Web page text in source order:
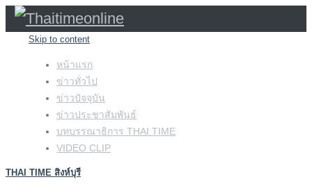
Skip to content
หน้าแรก
ข่าวทั่วไป
ข่าวปัจจุบัน
ข่าวประชาสัมพันธ์
บทบรรณาธิการ THAI TIME
VIDEO CLIP
THAI TIME สิงห์บุรี